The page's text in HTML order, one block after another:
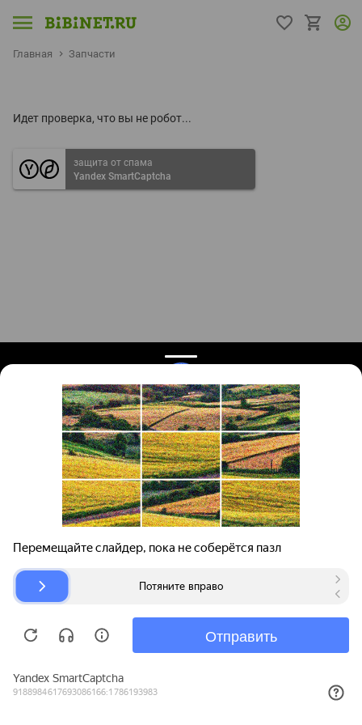
Главная Запчасти
Идет проверка, что вы не робот...
защита от спама
Yandex SmartCaptcha
Поиск запчастей
Для автокомпаний
Авторазборки
О проекте
Помощь
Карта сайта
© bibinet.ru - система поиска запчастей,
Copyright 2010-2026 Все права защищены